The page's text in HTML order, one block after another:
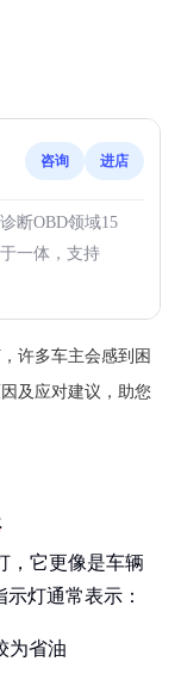
咨询 进店
断OBD领域15
一体，支持
许多车主会感到困
及应对建议，助您
，它更像是车辆
灯通常表示：
为省油